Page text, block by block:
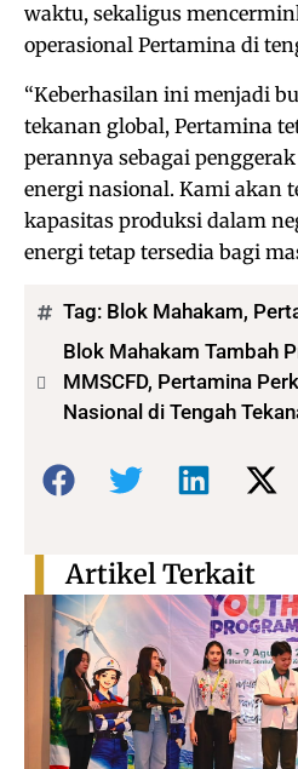
waktu, sekaligus
operasional Pertamina di
“Keberhasilan ini menjadi
tekanan global, Pertamina
perannya sebagai
energi nasional. Kami akan
kapasitas produksi dalam
energi tetap tersedia bagi
Tag: Blok Mahakam,
Blok Mahakam Tambah
MMSCFD, Pertamina
Nasional di Tengah
Bagikan:
Artikel Terkait